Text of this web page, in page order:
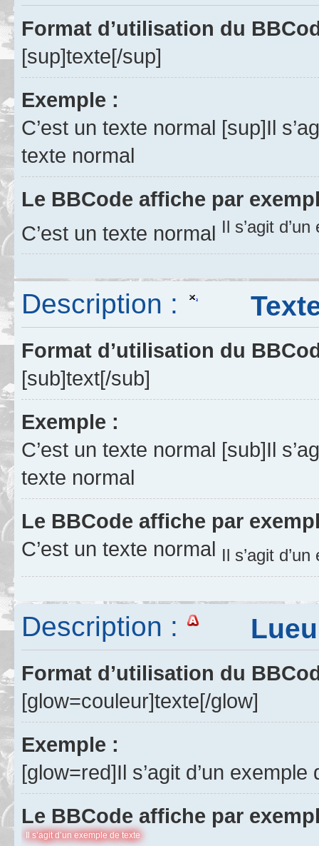
Format d’utilisation du
[sup]texte[/sup]
Exemple :
C’est un texte normal [sup]Il
texte normal
Le BBCode affiche par
C’est un texte normal Il s’agit
Description : Texte
Format d’utilisation du
[sub]text[/sub]
Exemple :
C’est un texte normal [sub]Il
texte normal
Le BBCode affiche par
C’est un texte normal Il s’agit
Description : Lueur
Format d’utilisation du
[glow=couleur]texte[/glow]
Exemple :
[glow=red]Il s’agit d’un
Le BBCode affiche par
Il s’agit d’un exemple de texte